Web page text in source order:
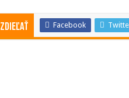
Zdieľať Facebook